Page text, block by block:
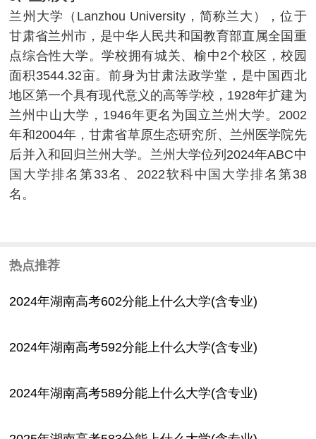
兰州大学（Lanzhou University，简称兰大），位于
甘肃省兰州市，是中华人民共和国教育部直属全国重
点综合性大学。学校拥有城关、榆中2个校区，校园
面积3544.32亩。前身为甘肃法政学堂，是中国西北
地区第一个具有现代意义的高等学校，1928年扩建为
兰州中山大学，1946年更名为国立兰州大学。2002
年和2004年，甘肃省草原生态研究所、兰州医学院先
后并入和回归兰州大学。兰州大学位列2024年ABC中
国大学排名第33名、2022软科中国大学排名第38
名。
热点推荐
2024年湖南高考602分能上什么大学(含专业)
2024年湖南高考592分能上什么大学(含专业)
2024年湖南高考589分能上什么大学(含专业)